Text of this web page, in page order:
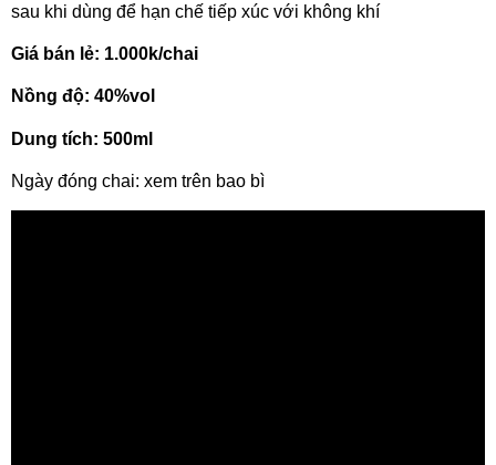
sau khi dùng để hạn chế tiếp xúc với không khí
Giá bán lẻ: 1.000k/chai
Nồng độ: 40%vol
Dung tích: 500ml
Ngày đóng chai: xem trên bao bì